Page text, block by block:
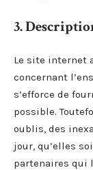
3.
Le site internet
concernant
s’efforce de
possible.
oublis, des
jour, qu’elles
partenaires qui